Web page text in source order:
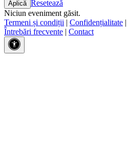
Resetează
Niciun eveniment găsit.
Termeni și condiții | Confidențialitate |
Întrebări frecvente | Contact